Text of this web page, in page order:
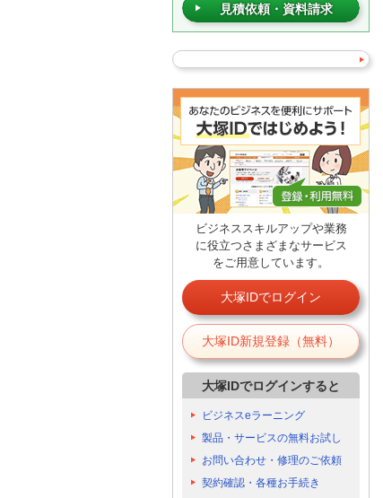
見積依頼・資料請求
ビジネススキルアップや業務
に役立つさまざまなサービス
をご用意しています。
大塚IDでログイン
大塚ID新規登録（無料）
大塚IDでログインすると
ビジネスeラーニング
製品・サービスの無料お試し
お問い合わせ・修理のご依頼
契約確認・各種お手続き